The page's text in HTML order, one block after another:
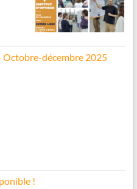
Octobre-décembre 2025
!